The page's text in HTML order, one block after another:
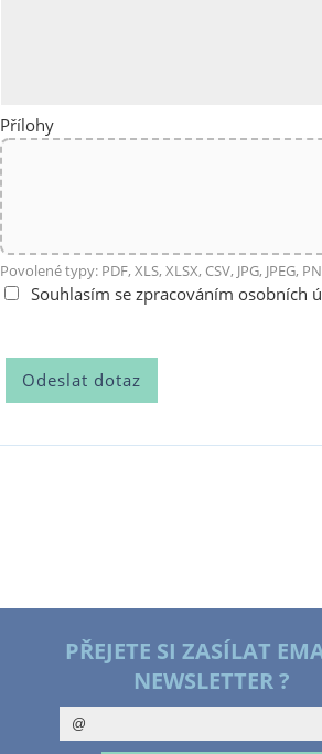
Přílohy
Povolené typy: PDF, XLS, XLSX, CSV, JPG,
Souhlasím se zpracováním osobních
PŘEJETE SI ZASÍLAT
NEWSLETTER ?